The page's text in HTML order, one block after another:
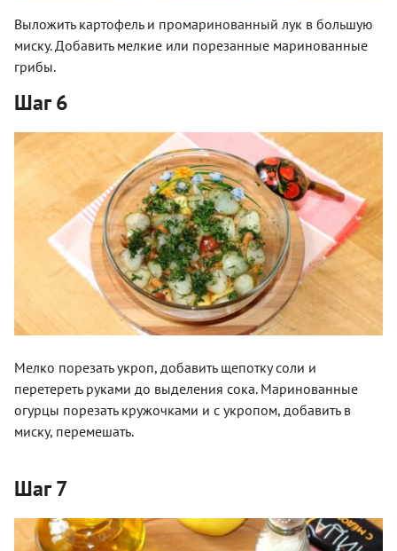
Выложить картофель и промаринованный лук в большую
миску. Добавить мелкие или порезанные маринованные
грибы.
Шаг 6
Мелко порезать укроп, добавить щепотку соли и
перетереть руками до выделения сока. Маринованные
огурцы порезать кружочками и с укропом, добавить в
миску, перемешать.
Шаг 7